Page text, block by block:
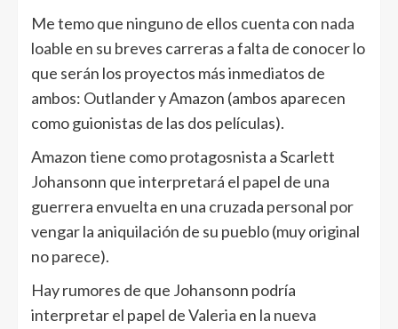
Me temo que ninguno de ellos cuenta con nada
loable en su breves carreras a falta de conocer lo
que serán los proyectos más inmediatos de
ambos: Outlander y Amazon (ambos aparecen
como guionistas de las dos películas).
Amazon tiene como protagosnista a Scarlett
Johansonn que interpretará el papel de una
guerrera envuelta en una cruzada personal por
vengar la aniquilación de su pueblo (muy original
no parece).
Hay rumores de que Johansonn podría
interpretar el papel de Valeria en la nueva